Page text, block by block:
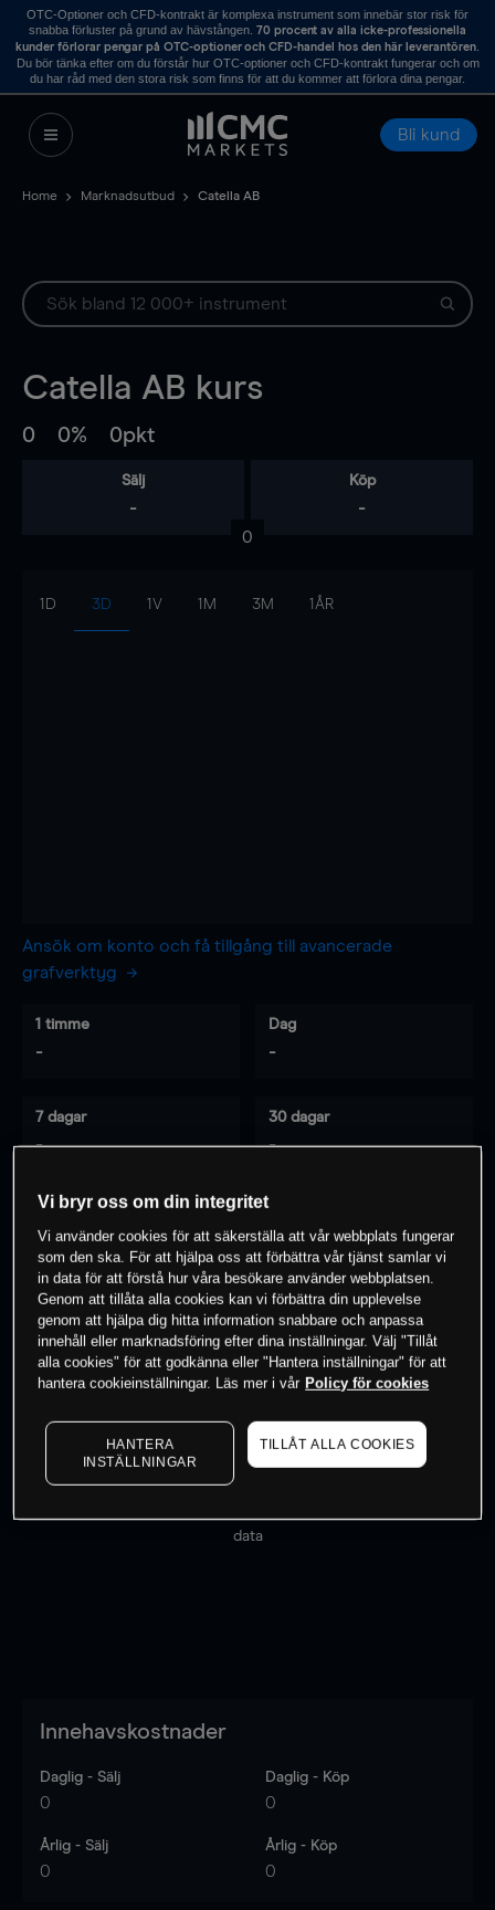
OTC-Optioner och CFD-kontrakt är komplexa instrument som innebär stor risk för
snabba förluster på grund av hävstången. 70 procent av alla icke-professionella
kunder förlorar pengar på OTC-optioner och CFD-handel hos den här leverantören.
Du bör tänka efter om du förstår hur OTC-optioner och CFD-kontrakt fungerar och om
du har råd med den stora risk som finns för att du kommer att förlora dina pengar.
Bli kund
Home Marknadsutbud Catella AB
Catella AB kurs
0 0% 0pkt
Sälj
-
Köp
-
0
1D 3D 1V 1M 3M 1ÅR
Ansök om konto och få tillgång till avancerade
grafverktyg
1 timme
-
Dag
-
7 dagar
-
30 dagar
-
0% av kunderna har enposition i detta
instrument
Börja handla
Priserna är endast vägledande.
data
Innehavskostnader
Daglig - Sälj
0
Daglig - Köp
0
Årlig - Sälj
0
Årlig - Köp
0
Vi bryr oss om din integritet
Vi använder cookies för att säkerställa att vår webbplats fungerar
som den ska. För att hjälpa oss att förbättra vår tjänst samlar vi
in data för att förstå hur våra besökare använder webbplatsen.
Genom att tillåta alla cookies kan vi förbättra din upplevelse
genom att hjälpa dig hitta information snabbare och anpassa
innehåll eller marknadsföring efter dina inställningar. Välj "Tillåt
alla cookies" för att godkänna eller "Hantera inställningar" för att
hantera cookieinställningar. Läs mer i vår Policy för cookies
HANTERA
INSTÄLLNINGAR
TILLÅT ALLA COOKIES